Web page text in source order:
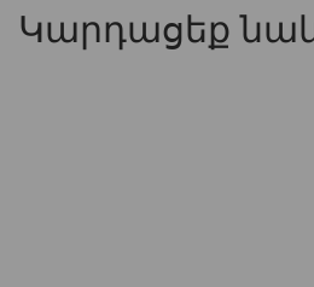
Կարդացեք